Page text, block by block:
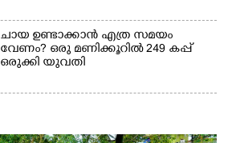
ചായ ഉണ്ടാക്കാൻ എത്ര സമയം
വേണം? ഒരു മണിക്കൂറിൽ 249 കപ്പ്
ഒരുക്കി യുവതി